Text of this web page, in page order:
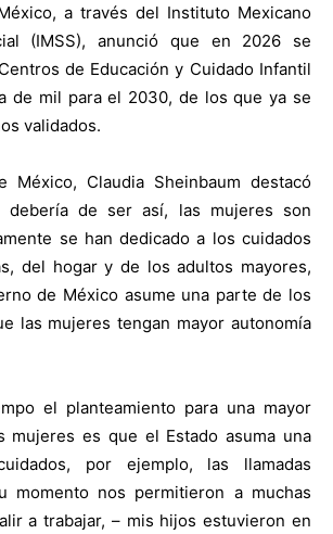
a través del Instituto Mexicano
(IMSS), anunció que en 2026 se
de Educación y Cuidado Infantil
de mil para el 2030, de los que ya se
validados.
México, Claudia Sheinbaum destacó
debería de ser así, las mujeres son
se han dedicado a los cuidados
del hogar y de los adultos mayores,
de México asume una parte de los
las mujeres tengan mayor autonomía
el planteamiento para una mayor
mujeres es que el Estado asuma una
por ejemplo, las llamadas
momento nos permitieron a muchas
a trabajar, – mis hijos estuvieron en